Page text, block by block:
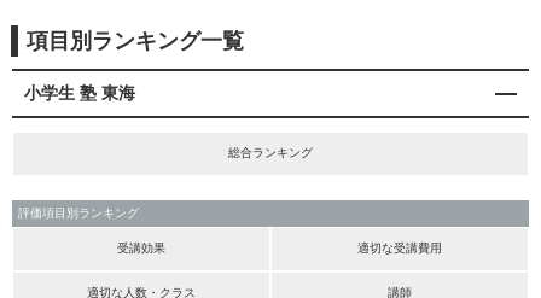
項目別ランキング一覧
小学生 塾 東海
総合ランキング
評価項目別ランキング
受講効果 適切な受講費用
適切な人数・クラス 講師